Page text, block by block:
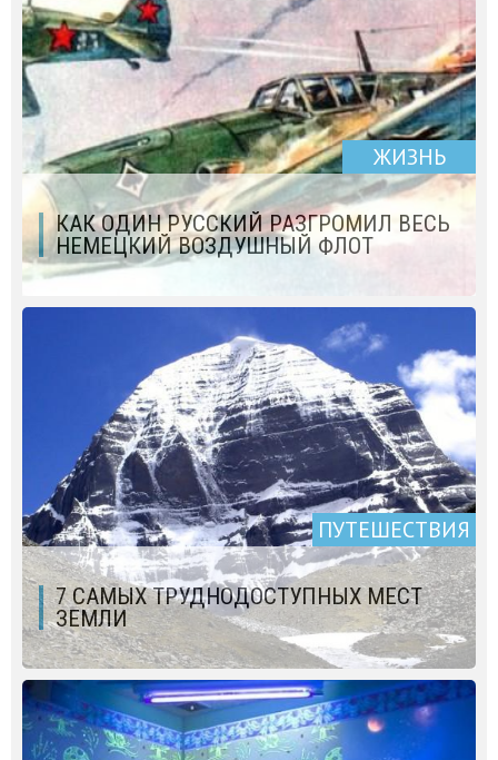
ЖИЗНЬ
КАК ОДИН РУССКИЙ РАЗГРОМИЛ ВЕСЬ
НЕМЕЦКИЙ ВОЗДУШНЫЙ ФЛОТ
ПУТЕШЕСТВИЯ
7 САМЫХ ТРУДНОДОСТУПНЫХ МЕСТ
ЗЕМЛИ